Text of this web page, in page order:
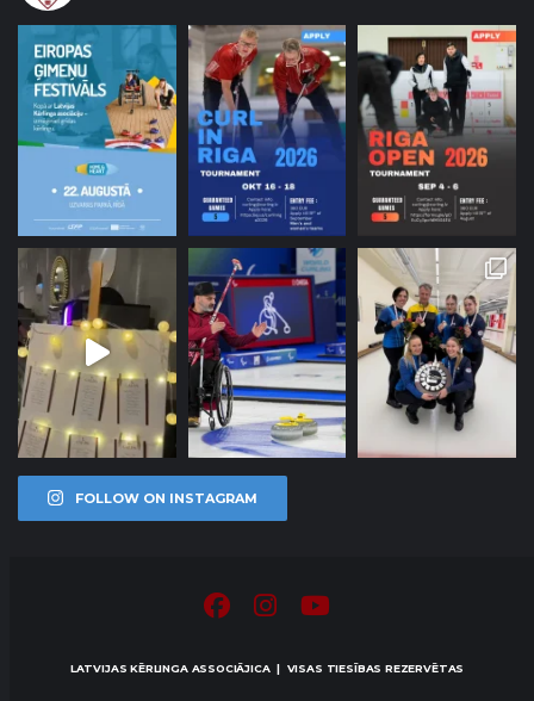
FOLLOW ON INSTAGRAM
LATVIJAS KĒRLINGA ASSOCIĀJICA | VISAS TIESĪBAS REZERVĒTAS